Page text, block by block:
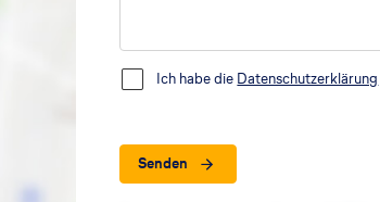
Ich habe die Datenschutzerklärung
Senden